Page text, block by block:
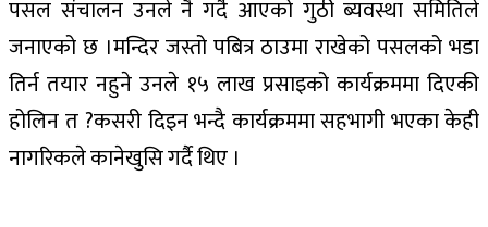
पसल संचालन उनले नै गर्दै आएको गुठी ब्यवस्था समितिले
जनाएको छ ।मन्दिर जस्तो पबित्र ठाउमा राखेको पसलको भडा
तिर्न तयार नहुने उनले १५ लाख प्रसाइको कार्यक्रममा दिएकी
होलिन त ?कसरी दिइन भन्दै कार्यक्रममा सहभागी भएका केही
नागरिकले कानेखुसि गर्दै थिए ।